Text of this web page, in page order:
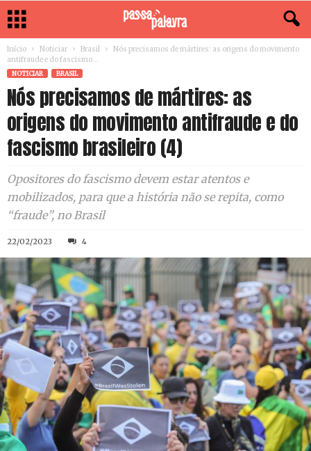
Início Noticiar Brasil
Nós precisamos de mártires: as origens do movimento
antifraude e do fascismo...
NOTICIAR BRASIL
Nós precisamos de mártires: as
origens do movimento antifraude e do
fascismo brasileiro (4)
Opositores do fascismo devem estar atentos e
mobilizados, para que a história não se repita, como
“fraude”, no Brasil
22/02/2023 4